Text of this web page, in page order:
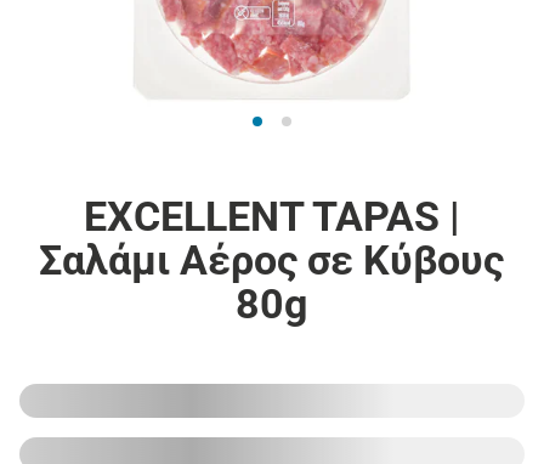
EXCELLENT TAPAS |
Σαλάμι Αέρος σε Κύβους
80g